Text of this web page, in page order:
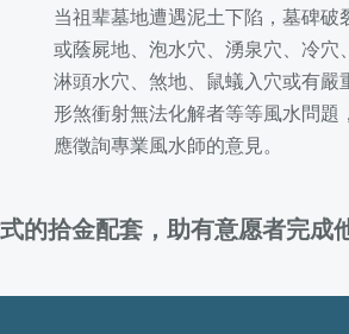
当祖辈墓地遭遇泥土下陷，墓碑破
或蔭屍地、泡水穴、湧泉穴、冷穴、
淋頭水穴、煞地、鼠蟻入穴或有嚴
形煞衝射無法化解者等等風水問題，
應徵詢專業風水師的意見。
的拾金配套，助有意愿者完成